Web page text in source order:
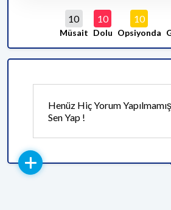
10
Müsait
10
Dolu
10
Opsiyonda
Henüz Hiç Yorum
Sen Yap !